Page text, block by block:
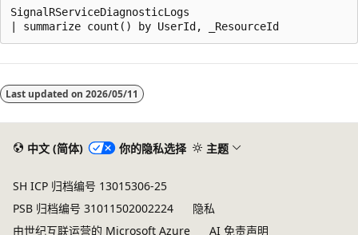
SignalRServiceDiagnosticLogs
模
式
Last updated on 2026/05/11
中文 (简体) 你的隐私选择 主题
SH ICP 归档编号 13015306-25
PSB 归档编号 31011502002224
隐私
由世纪互联运营的 Microsoft Azure
AI 免责声明